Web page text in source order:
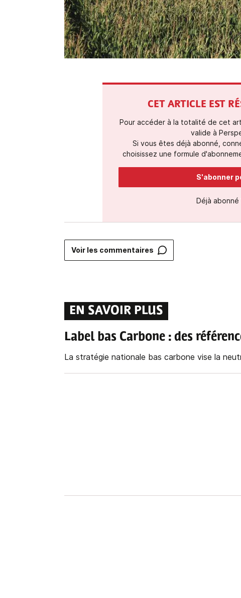
CET ARTICLE EST
Pour accéder à la totalité de cet
valide à
Si vous êtes déjà abonné,
choisissez une formule
S'abonner
Déjà abonné
Voir les commentaires
EN SAVOIR PLUS
Label bas Carbone : des
La stratégie nationale bas carbone vise la